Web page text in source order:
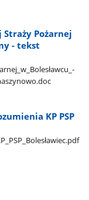
Pożarnej
- tekst
KP PSP